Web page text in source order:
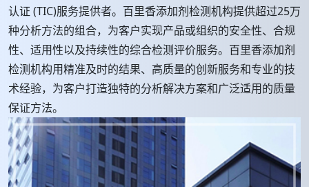
认证 (TIC)服务提供者。百里香添加剂检测机构提供超过25万
种分析方法的组合，为客户实现产品或组织的安全性、合规
性、适用性以及持续性的综合检测评价服务。百里香添加剂
检测机构用精准及时的结果、高质量的创新服务和专业的技
术经验，为客户打造独特的分析解决方案和广泛适用的质量
保证方法。